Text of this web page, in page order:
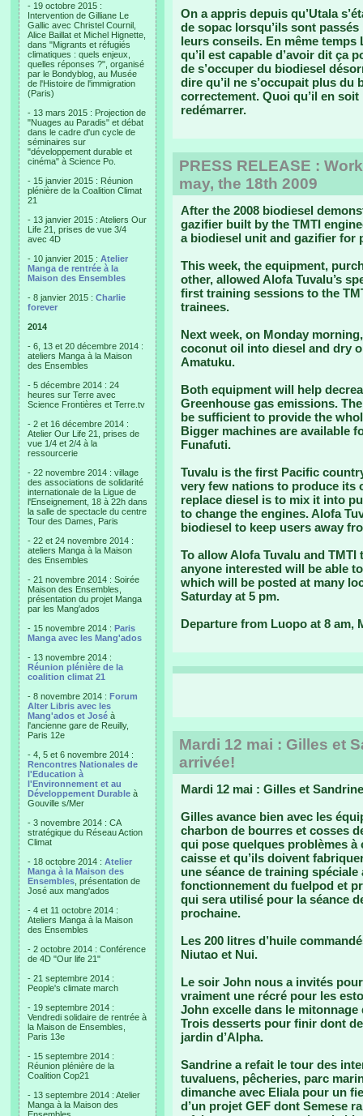
- 19 octobre 2015 :
Intervention de Gilliane Le
Gallic avec Christel Cournil,
Alice Baillat et Michel Hignette,
dans "Migrants et réfugiés
climatiques : quels enjeux,
quelles réponses ?", organisé
par le Bondyblog, au Musée
de l'Histoire de l'immigration
(Paris)
- 13 mars 2015 : Projection de
"Nuages au Paradis" et débat
dans le cadre d'un cycle de
séminaires sur
"développement durable et
cinéma" à Science Po.
- 15 janvier 2015 : Réunion
plénière de la Coalition Climat
21
- 13 janvier 2015 : Ateliers Our
Life 21, prises de vue 3/4
avec 4D
- 10 janvier 2015 : Atelier
Manga de rentrée à la
Maison des Ensembles
- 8 janvier 2015 : Charlie
forever
2014
- 6, 13 et 20 décembre 2014 :
ateliers Manga à la Maison
des Ensembles
- 5 décembre 2014 : 24
heures sur Terre avec
Science Frontières et Terre.tv
- 2 et 16 décembre 2014 :
Atelier Our Life 21, prises de
vue 1/4 et 2/4 à la
ressourcerie
- 22 novembre 2014 : village
des associations de solidarité
internationale de la Ligue de
l'Enseignement, 18 à 22h dans
la salle de spectacle du centre
Tour des Dames, Paris
- 22 et 24 novembre 2014 :
ateliers Manga à la Maison
des Ensembles
- 21 novembre 2014 : Soirée
Maison des Ensembles,
présentation du projet Manga
par les Mang'ados
- 15 novembre 2014 : Paris
Manga avec les Mang'ados
- 13 novembre 2014 :
Réunion plénière de la
coalition climat 21
- 8 novembre 2014 : Forum
Alter Libris avec les
Mang'ados et José à
l'ancienne gare de Reuilly,
Paris 12e
- 4, 5 et 6 novembre 2014 :
Rencontres Nationales de
l'Education à
l'Environnement et au
Développement Durable à
Gouville s/Mer
- 3 novembre 2014 : CA
stratégique du Réseau Action
Climat
- 18 octobre 2014 : Atelier
Manga à la Maison des
Ensembles , présentation de
José aux mang'ados
- 4 et 11 octobre 2014 :
Ateliers Manga à la Maison
des Ensembles
- 2 octobre 2014 : Conférence
de 4D "Our life 21"
- 21 septembre 2014 :
People's climate march
- 19 septembre 2014 :
Vendredi solidaire de rentrée à
la Maison de Ensembles,
Paris 13e
- 15 septembre 2014 :
Réunion plénière de la
Coalition Cop21
- 13 septembre 2014 : Atelier
Manga à la Maison des
On a appris depuis qu’Utala
de sopac lorsqu’ils sont
leurs conseils. En même
qu’il est capable d’avoir dit ça
de s’occuper du biodiesel
dire qu’il ne s’occupait plus du
correctement. Quoi qu’il en
redémarrer.
PRESS RELEASE :
may, the 18th 2009
After the 2008 biodiesel
gazifier built by the TMTI
a biodiesel unit and gazifier for
This week, the equipment,
other, allowed Alofa Tuvalu’s
first training sessions to the
trainees.
Next week, on Monday
coconut oil into diesel and dry
Amatuku.
Both equipment will help
Greenhouse gas emissions.
be sufficient to provide the
Bigger machines are available
Funafuti.
Tuvalu is the first Pacific
very few nations to produce its
replace diesel is to mix it into
to change the engines. Alofa
biodiesel to keep users away
To allow Alofa Tuvalu and
anyone interested will be able
which will be posted at many
Saturday at 5 pm.
Departure from Luopo at 8 am,
Mardi 12 mai : Gilles et
arrivée!
Mardi 12 mai : Gilles et
Gilles avance bien avec les
charbon de bourres et cosses
qui pose quelques problèmes
caisse et qu’ils doivent
une séance de training
fonctionnement du fuelpod et
qui sera utilisé pour la séance
prochaine.
Les 200 litres d’huile
Niutao et Nui.
Le soir John nous a invités
vraiment une récré pour les
John excelle dans le
Trois desserts pour finir dont
jardin d’Alpha.
Sandrine a refait le tour des
tuvaluens, pêcheries, parc
dimanche avec Eliala pour un
d’un projet GEF dont Semese